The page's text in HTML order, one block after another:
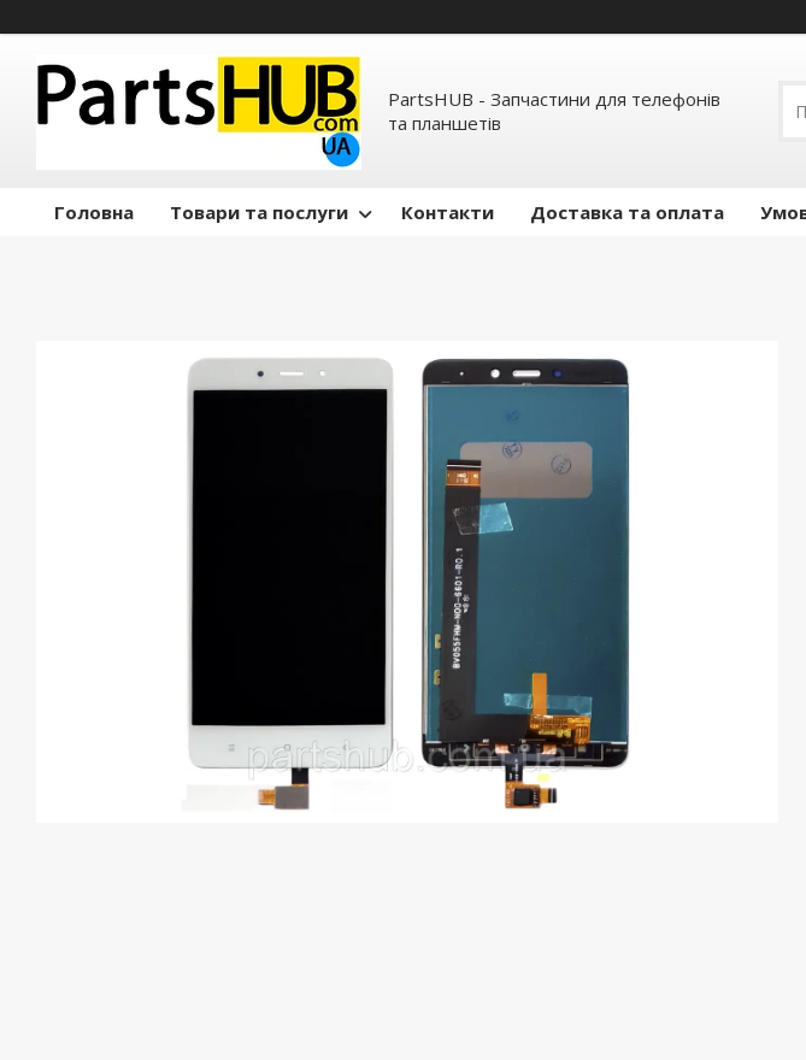
PartsHUB - Запчастини для телефонів
та планшетів
Головна Товари та послуги Контакти Доставка та оплата